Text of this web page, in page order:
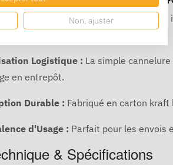
Un volume de 0,080
Logistique : La simple
en entrepôt.
Durable : Fabriqué en carton kraft
d'Usage : Parfait pour les envois
& Spécifications
Non, ajuster